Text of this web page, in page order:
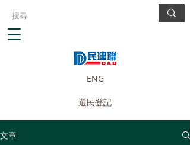
ENG
選民登記
文章